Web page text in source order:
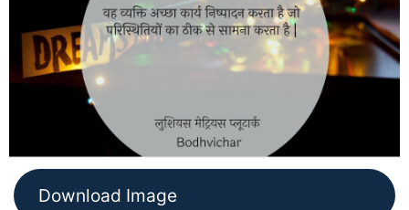
Download Image